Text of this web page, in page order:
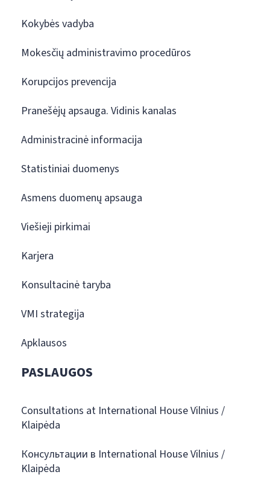
Kokybės vadyba
Mokesčių administravimo procedūros
Korupcijos prevencija
Pranešėjų apsauga. Vidinis kanalas
Administracinė informacija
Statistiniai duomenys
Asmens duomenų apsauga
Viešieji pirkimai
Karjera
Konsultacinė taryba
VMI strategija
Apklausos
PASLAUGOS
Consultations at International House Vilnius /
Klaipėda
Консультации в International House Vilnius /
Klaipėda